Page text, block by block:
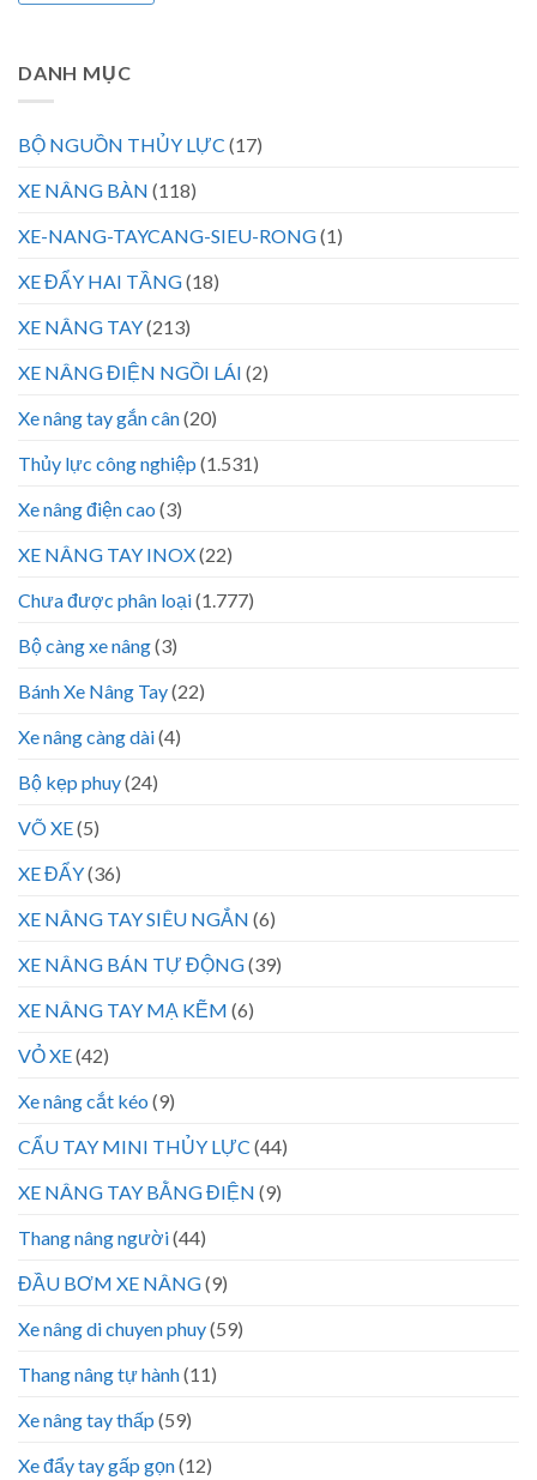
DANH MỤC
BỘ NGUỒN THỦY LỰC (17)
XE NÂNG BÀN (118)
XE-NANG-TAYCANG-SIEU-RONG(1)
XE ĐẨY HAI TẦNG(18)
XE NÂNG TAY(213)
XE NÂNG ĐIỆN NGỒI LÁI (2)
Xe nâng tay gắn cân(20)
Thủy lực công nghiệp (1.531)
Xe nâng điện cao (3)
XE NÂNG TAY INOX(22)
Chưa được phân loại(1.777)
Bộ càng xe nâng(3)
Bánh Xe Nâng Tay(22)
Xe nâng càng dài(4)
Bộ kẹp phuy(24)
VÕ XE(5)
XE ĐẨY(36)
XE NÂNG TAY SIÊU NGẮN (6)
XE NÂNG BÁN TỰ ĐỘNG(39)
XE NÂNG TAY MẠ KẼM (6)
VỎ XE(42)
Xe nâng cắt kéo (9)
CẨU TAY MINI THỦY LỰC (44)
XE NÂNG TAY BẰNG ĐIỆN (9)
Thang nâng người(44)
ĐẦU BƠM XE NÂNG(9)
Xe nâng di chuyen phuy(59)
Thang nâng tự hành(11)
Xe nâng tay thấp (59)
Xe đẩy tay gấp gọn(12)